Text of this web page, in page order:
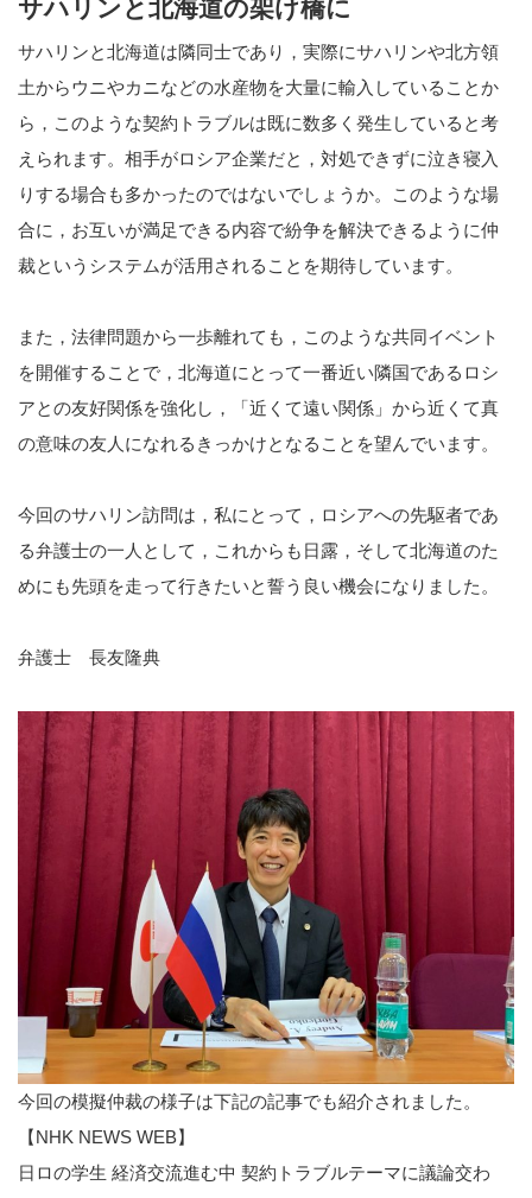
サハリンと北海道の架け橋に
サハリンと北海道は隣同士であり，実際にサハリンや北方領
土からウニやカニなどの水産物を大量に輸入していることか
ら，このような契約トラブルは既に数多く発生していると考
えられます。相手がロシア企業だと，対処できずに泣き寝入
りする場合も多かったのではないでしょうか。このような場
合に，お互いが満足できる内容で紛争を解決できるように仲
裁というシステムが活用されることを期待しています。
また，法律問題から一歩離れても，このような共同イベント
を開催することで，北海道にとって一番近い隣国であるロシ
アとの友好関係を強化し，「近くて遠い関係」から近くて真
の意味の友人になれるきっかけとなることを望んでいます。
今回のサハリン訪問は，私にとって，ロシアへの先駆者であ
る弁護士の一人として，これからも日露，そして北海道のた
めにも先頭を走って行きたいと誓う良い機会になりました。
弁護士 長友隆典
今回の模擬仲裁の様子は下記の記事でも紹介されました。
【NHK NEWS WEB】
日ロの学生 経済交流進む中 契約トラブルテーマに議論交わ